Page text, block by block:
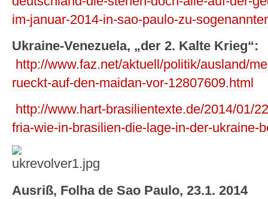
im-januar-2014-in-sao-paulo-zu-
Ukraine-Venezuela, „der 2. Kalte Krieg“:
http://www.faz.net/aktuell/politik/ausland/
rueckt-auf-den-maidan-vor-12807609.html
http://www.hart-brasilientexte.de/2014/01/
fria-wie-in-brasilien-die-lage-in-der-ukraine-
Ausriß, Folha de Sao Paulo, 23.1. 2014